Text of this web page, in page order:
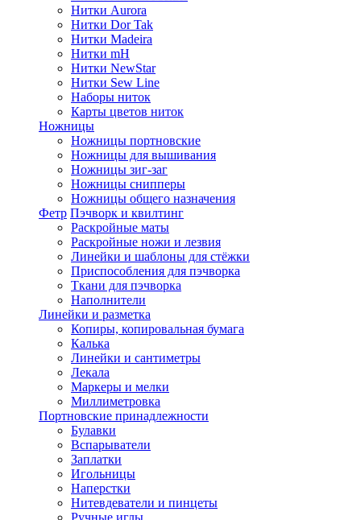
Нитки Aurora
Нитки Dor Tak
Нитки Madeira
Нитки mH
Нитки NewStar
Нитки Sew Line
Наборы ниток
Карты цветов ниток
Ножницы
Ножницы портновские
Ножницы для вышивания
Ножницы зиг-заг
Ножницы снипперы
Ножницы общего назначения
Фетр Пэчворк и квилтинг
Раскройные маты
Раскройные ножи и лезвия
Линейки и шаблоны для стёжки
Приспособления для пэчворка
Ткани для пэчворка
Наполнители
Линейки и разметка
Копиры, копировальная бумага
Калька
Линейки и сантиметры
Лекала
Маркеры и мелки
Миллиметровка
Портновские принадлежности
Булавки
Вспарыватели
Заплатки
Игольницы
Наперстки
Нитевдеватели и пинцеты
Ручные иглы